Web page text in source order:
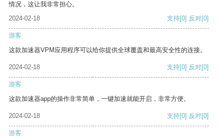
情况，这让我非常担心。
2024-02-18
支持[0] 反对[0]
游客
这款加速器VPM应用程序可以给你提供全球覆盖和最高安全性的连接。
2024-02-18 支持[0] 反对[0]
游客
这款加速器app的操作非常简单，一键加速就能开启，非常方便。
2024-02-18 支持[0] 反对[0]
游客